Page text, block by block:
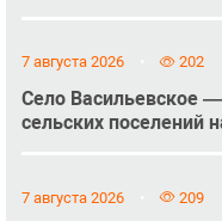
7 августа 2026 202
Село Васильевское
сельских поселений
7 августа 2026 209